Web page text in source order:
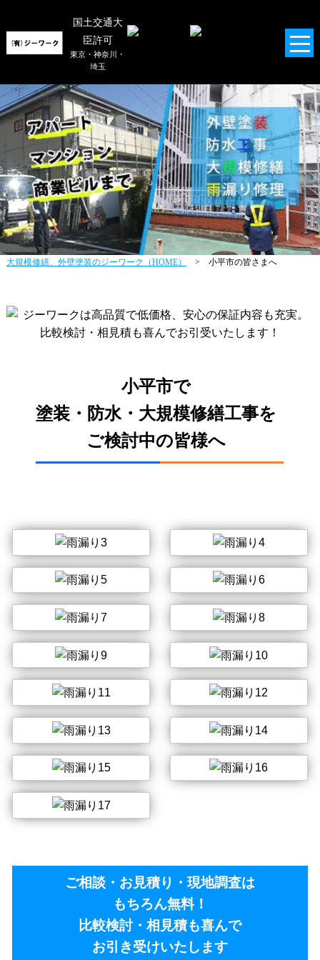
国土交通大
臣許可
東京・神奈川・
埼玉
大規模修繕、外壁塗装のジーワーク（HOME） > 小平市の皆さまへ
小平市で
塗装・防水・大規模修繕工事を
ご検討中の皆様へ
ご相談・お見積り・現地調査は
もちろん無料！
比較検討・相見積も喜んで
お引き受けいたします